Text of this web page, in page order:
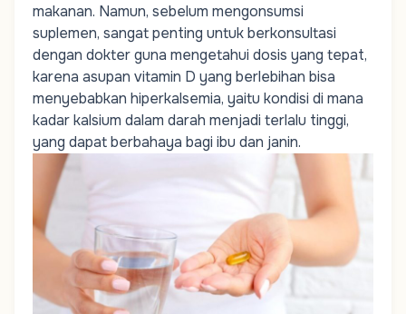
makanan. Namun, sebelum mengonsumsi
suplemen, sangat penting untuk berkonsultasi
dengan dokter guna mengetahui dosis yang tepat,
karena asupan vitamin D yang berlebihan bisa
menyebabkan hiperkalsemia, yaitu kondisi di mana
kadar kalsium dalam darah menjadi terlalu tinggi,
yang dapat berbahaya bagi ibu dan janin.